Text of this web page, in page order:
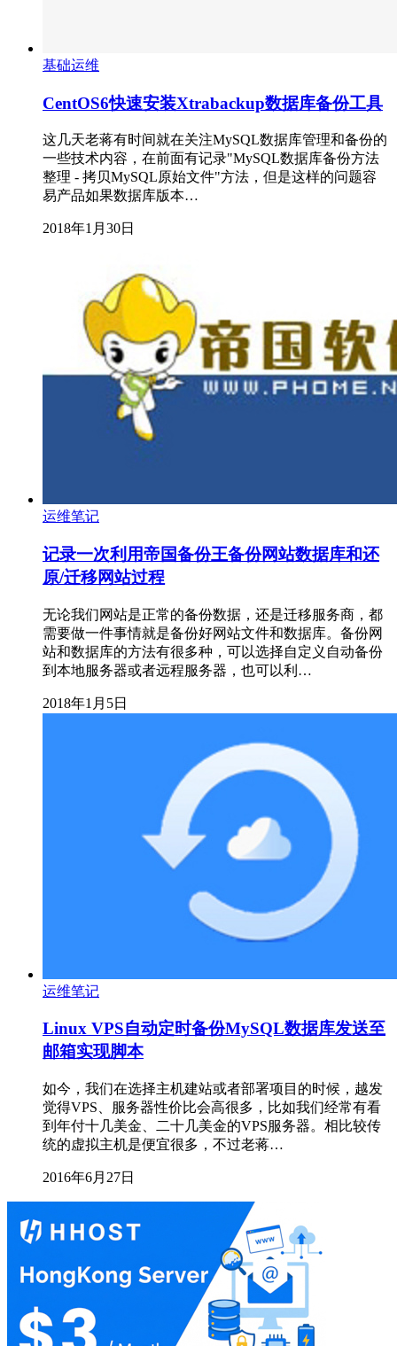
基础运维
CentOS6快速安装Xtrabackup数据库备份工具
这几天老蒋有时间就在关注MySQL数据库管理和备份的
一些技术内容，在前面有记录"MySQL数据库备份方法
整理 - 拷贝MySQL原始文件"方法，但是这样的问题容
易产品如果数据库版本…
2018年1月30日
运维笔记
记录一次利用帝国备份王备份网站数据库和还
原/迁移网站过程
无论我们网站是正常的备份数据，还是迁移服务商，都
需要做一件事情就是备份好网站文件和数据库。备份网
站和数据库的方法有很多种，可以选择自定义自动备份
到本地服务器或者远程服务器，也可以利…
2018年1月5日
运维笔记
Linux VPS自动定时备份MySQL数据库发送至
邮箱实现脚本
如今，我们在选择主机建站或者部署项目的时候，越发
觉得VPS、服务器性价比会高很多，比如我们经常有看
到年付十几美金、二十几美金的VPS服务器。相比较传
统的虚拟主机是便宜很多，不过老蒋…
2016年6月27日